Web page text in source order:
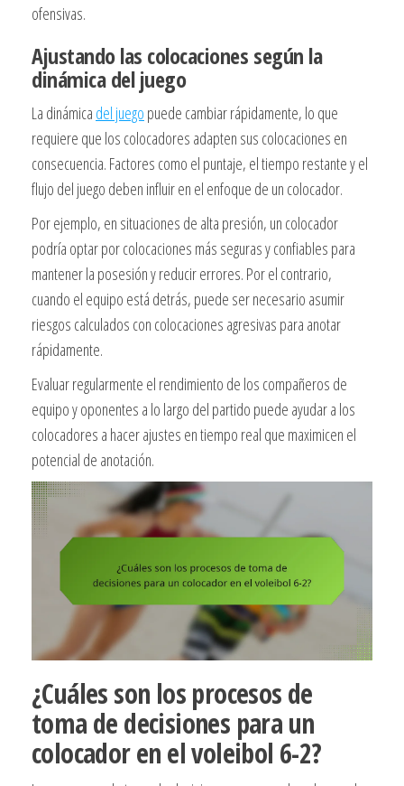
ofensivas.
Ajustando las colocaciones según la
dinámica del juego
La dinámica del juego puede cambiar rápidamente, lo que
requiere que los colocadores adapten sus colocaciones en
consecuencia. Factores como el puntaje, el tiempo restante y el
flujo del juego deben influir en el enfoque de un colocador.
Por ejemplo, en situaciones de alta presión, un colocador
podría optar por colocaciones más seguras y confiables para
mantener la posesión y reducir errores. Por el contrario,
cuando el equipo está detrás, puede ser necesario asumir
riesgos calculados con colocaciones agresivas para anotar
rápidamente.
Evaluar regularmente el rendimiento de los compañeros de
equipo y oponentes a lo largo del partido puede ayudar a los
colocadores a hacer ajustes en tiempo real que maximicen el
potencial de anotación.
¿Cuáles son los procesos de
toma de decisiones para un
colocador en el voleibol 6-2?